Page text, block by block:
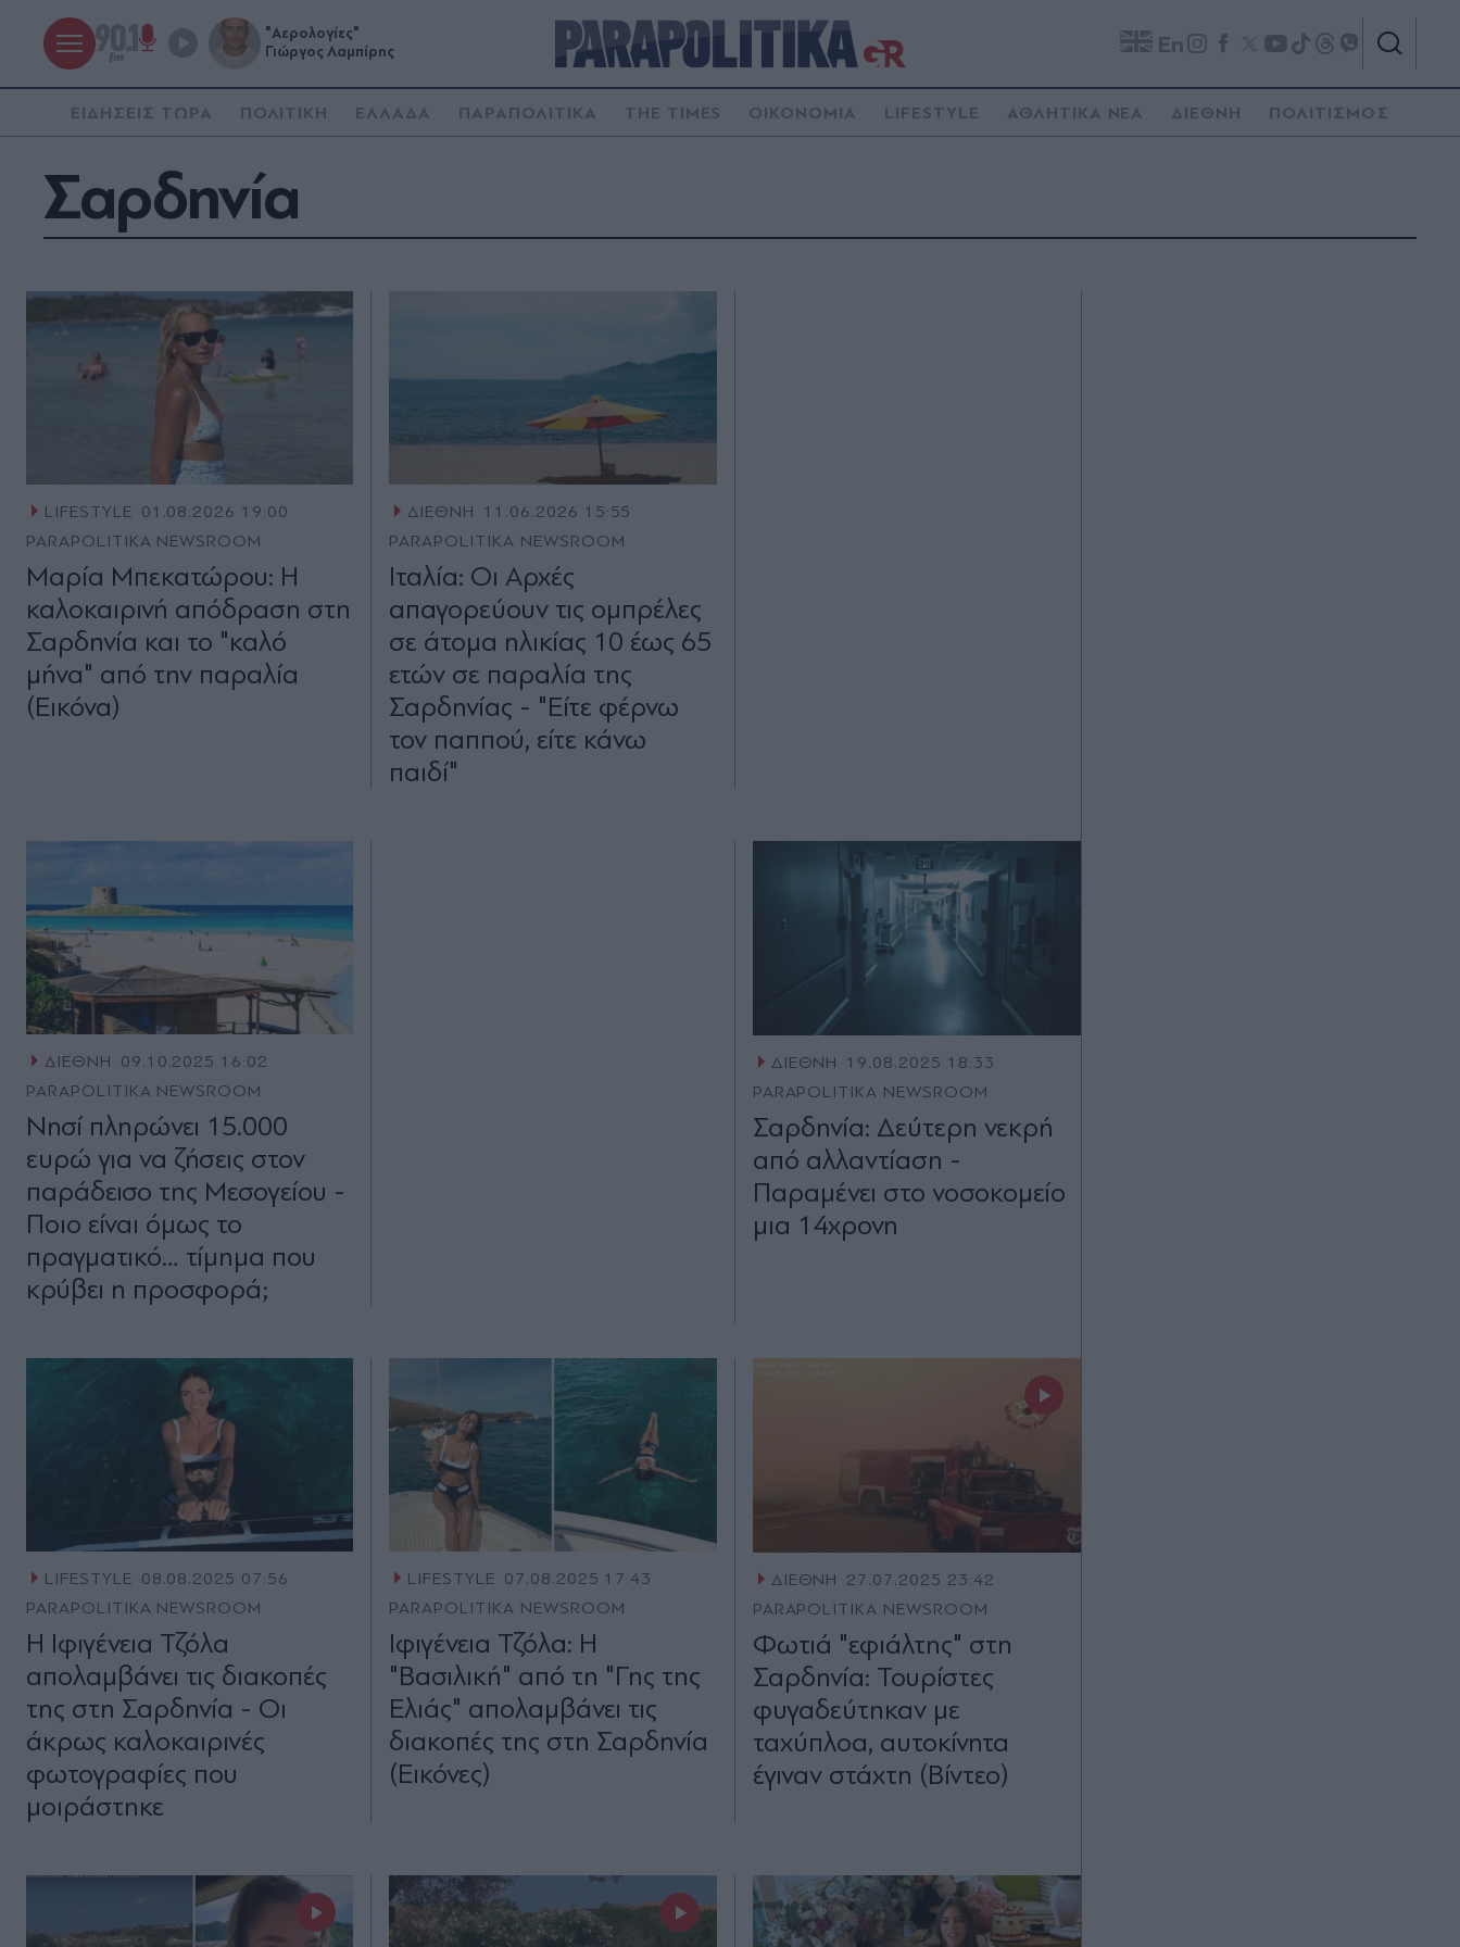
"Αερολογίες"
Γιώργος Λαμπίρης
En
ΕΙΔΗΣΕΙΣ ΤΩΡΑ ΠΟΛΙΤΙΚΗ ΕΛΛΑΔΑ ΠΑΡΑΠΟΛΙΤΙΚΑ THE TIMES ΟΙΚΟΝΟΜΙΑ LIFESTYLE ΑΘΛΗΤΙΚΑ ΝΕΑ ΔΙΕΘΝΗ ΠΟΛΙΤΙΣΜΟΣ
Σαρδηνία
LIFESTYLE 01.08.2026 19:00
PARAPOLITIKA NEWSROOM
Μαρία Μπεκατώρου: Η
καλοκαιρινή απόδραση στη
Σαρδηνία και το "καλό
μήνα" από την παραλία
(Εικόνα)
ΔΙΕΘΝΗ
11.06.2026 15:55
PARAPOLITIKA NEWSROOM
Ιταλία: Οι Αρχές
απαγορεύουν τις ομπρέλες
σε άτομα ηλικίας 10 έως 65
ετών σε παραλία της
Σαρδηνίας - "Είτε φέρνω
τον παππού, είτε κάνω
παιδί"
ΔΙΕΘΝΗ
09.10.2025 16:02
PARAPOLITIKA NEWSROOM
Νησί πληρώνει 15.000
ευρώ για να ζήσεις στον
παράδεισο της Μεσογείου -
Ποιο είναι όμως το
πραγματικό… τίμημα που
κρύβει η προσφορά;
ΔΙΕΘΝΗ
19.08.2025 18:33
PARAPOLITIKA NEWSROOM
Σαρδηνία: Δεύτερη νεκρή
από αλλαντίαση -
Παραμένει στο νοσοκομείο
μια 14χρονη
LIFESTYLE 08.08.2025 07:56
PARAPOLITIKA NEWSROOM
Η Ιφιγένεια Τζόλα
απολαμβάνει τις διακοπές
της στη Σαρδηνία - Οι
άκρως καλοκαιρινές
φωτογραφίες που
μοιράστηκε
LIFESTYLE 07.08.2025 17:43
PARAPOLITIKA NEWSROOM
Ιφιγένεια Τζόλα: Η
"Βασιλική" από τη "Γης της
Ελιάς" απολαμβάνει τις
διακοπές της στη Σαρδηνία
(Εικόνες)
ΔΙΕΘΝΗ
27.07.2025 23:42
PARAPOLITIKA NEWSROOM
Φωτιά "εφιάλτης" στη
Σαρδηνία: Τουρίστες
φυγαδεύτηκαν με
ταχύπλοα, αυτοκίνητα
έγιναν στάχτη (Βίντεο)